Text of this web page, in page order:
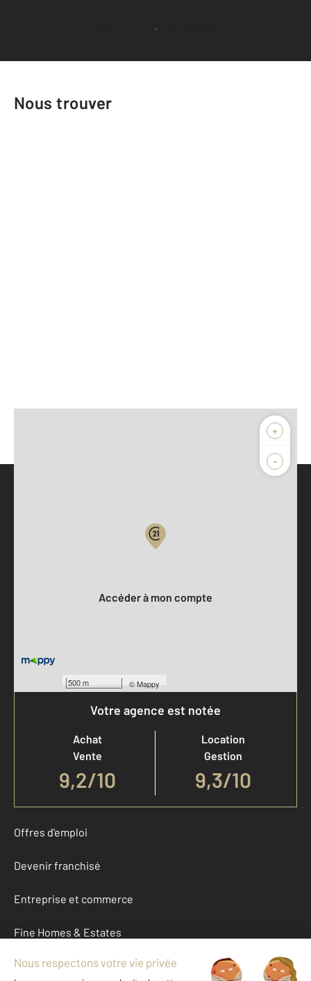
Voir tous les avis clients
Nous trouver
+
-
500 m ©Mappy
Accéder à mon compte
Votre agence est notée
Achat
Vente
9,2/10
Location
Gestion
9,3/10
Offres d'emploi
Devenir franchisé
Entreprise et commerce
Fine Homes & Estates
À propos